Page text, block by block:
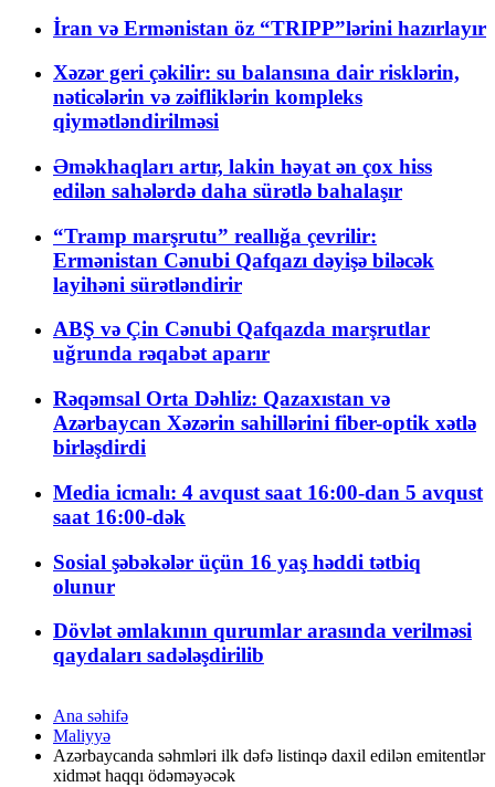
İran və Ermənistan öz “TRIPP”lərini hazırlayır
Xəzər geri çəkilir: su balansına dair risklərin,
nəticələrin və zəifliklərin kompleks
qiymətləndirilməsi
Əməkhaqları artır, lakin həyat ən çox hiss
edilən sahələrdə daha sürətlə bahalaşır
“Tramp marşrutu” reallığa çevrilir:
Ermənistan Cənubi Qafqazı dəyişə biləcək
layihəni sürətləndirir
ABŞ və Çin Cənubi Qafqazda marşrutlar
uğrunda rəqabət aparır
Rəqəmsal Orta Dəhliz: Qazaxıstan və
Azərbaycan Xəzərin sahillərini fiber-optik xətlə
birləşdirdi
Media icmalı: 4 avqust saat 16:00-dan 5 avqust
saat 16:00-dək
Sosial şəbəkələr üçün 16 yaş həddi tətbiq
olunur
Dövlət əmlakının qurumlar arasında verilməsi
qaydaları sadələşdirilib
Ana səhifə
Maliyyə
Azərbaycanda səhmləri ilk dəfə listinqə daxil edilən emitentlər
xidmət haqqı ödəməyəcək